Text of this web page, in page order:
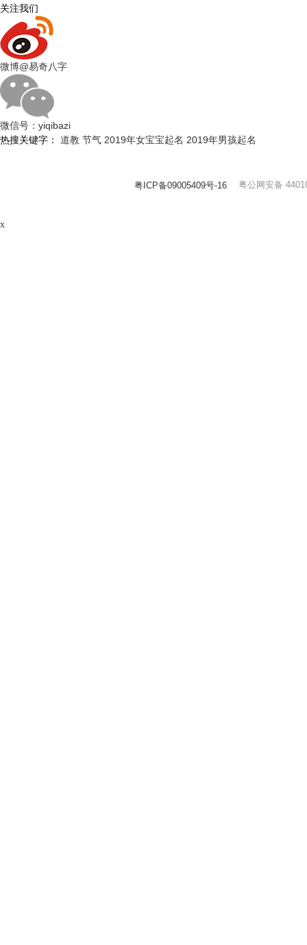
关注我们
微博@易奇八字
微信号： yiqibazi
热搜关键字： 道教 节气 2019年女宝宝起名 2019年男孩起名
粤ICP备09005409号-16 粤公网安备
x